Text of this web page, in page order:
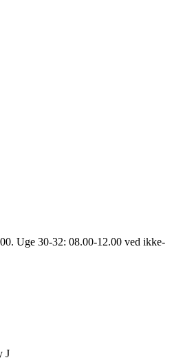
Uge 30-32: 08.00-12.00 ved ikke-
J